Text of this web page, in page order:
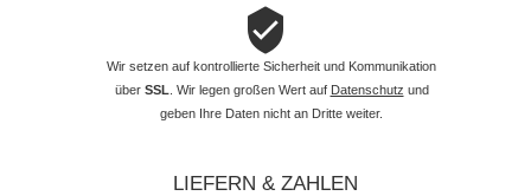
Wir setzen auf kontrollierte Sicherheit und Kommunikation
über SSL . Wir legen großen Wert auf Datenschutz und
geben Ihre Daten nicht an Dritte weiter.
LIEFERN & ZAHLEN